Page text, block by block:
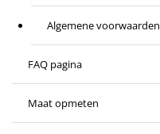
Algemene voorwaarden
FAQ pagina
Maat opmeten